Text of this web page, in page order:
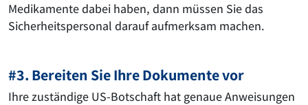
Medikamente dabei haben, dann müssen Sie das
Sicherheitspersonal darauf aufmerksam machen.
#3. Bereiten Sie Ihre Dokumente vor
Ihre zuständige US-Botschaft hat genaue Anweisungen